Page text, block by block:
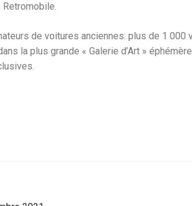
de voitures anciennes: plus de 1 000
la plus grande « Galerie d’Art »